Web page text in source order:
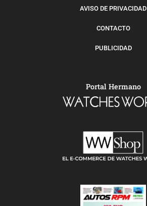
AVISO DE PRIVACIDAD
CONTACTO
PUBLICIDAD
Portal Hermano